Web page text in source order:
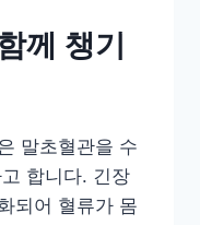
께 챙기
말초혈관을 수
합니다. 긴장
되어 혈류가 몸